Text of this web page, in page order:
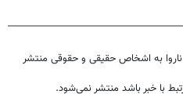
به اشخاص حقیقی و حقوقی منتشر
با خبر باشد منتشر نمی‌شود.